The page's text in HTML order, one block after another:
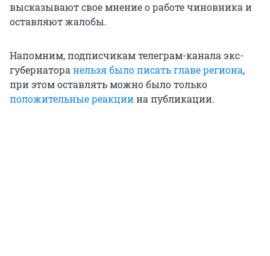
высказывают свое мнение о работе чиновника и
оставляют жалобы.
Напомним, подписчикам телеграм-канала экс-
губернаторанельзя было писать главе региона,
при этом оставлять можно было только
положительные реакциина публикации.